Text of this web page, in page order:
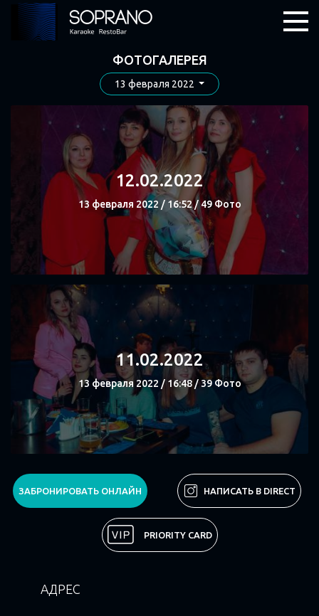
ФОТОГАЛЕРЕЯ
13 февраля 2022
12.02.2022
13 февраля 2022 / 16:52 / 49 Фото
СМОТРЕТЬ
Поделиться
11.02.2022
13 февраля 2022 / 16:48 / 39 Фото
Поделиться
ЗАБРОНИРОВАТЬ ОНЛАЙН НАПИСАТЬ В DIRECT
PRIORITY CARD
АДРЕС